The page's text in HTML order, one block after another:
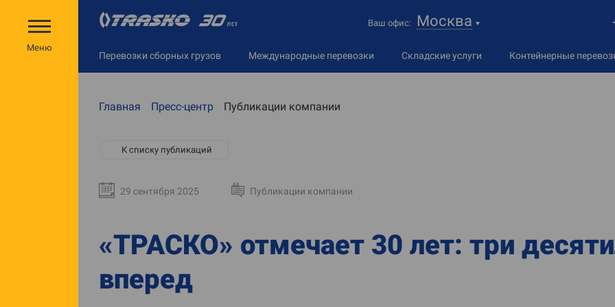
Меню
Ваш офис: Москва
Перевозки сборных грузов Международные перевозки Складские услуги Контейнерные
Главная Пресс-центр Публикации компании
К списку публикаций
29 сентября 2025 Публикации компании
«ТРАСКО» отмечает 30 лет: три
вперед